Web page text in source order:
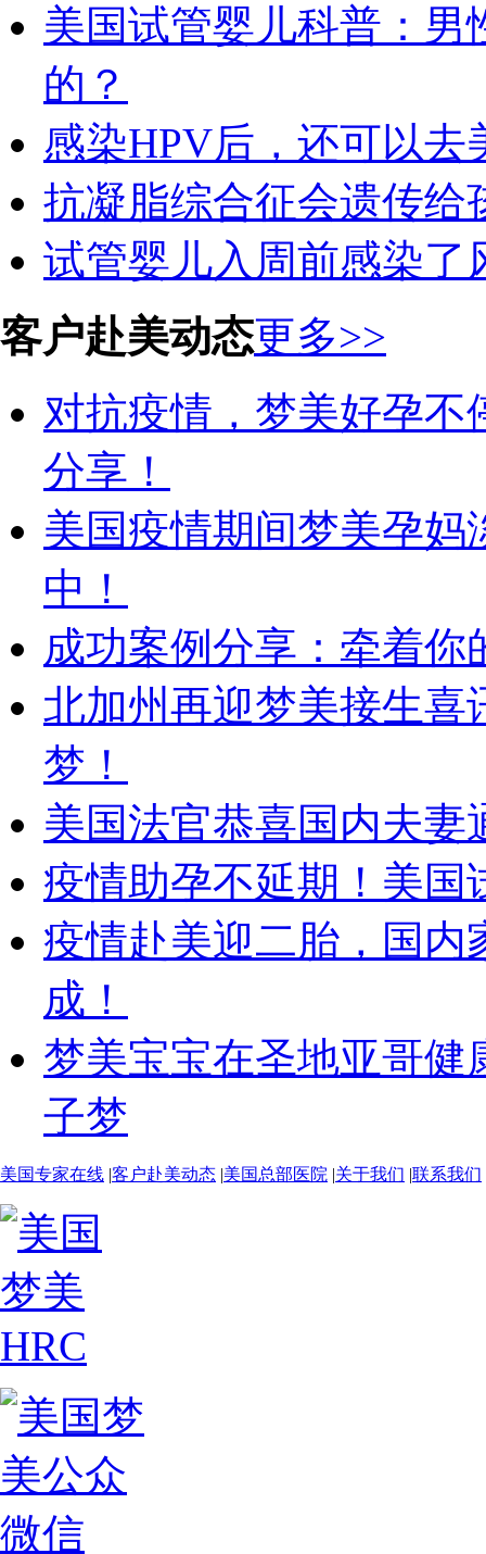
美国试管婴儿科普：
的？
感染HPV后，还可以去
抗凝脂综合征会遗传给
试管婴儿入周前感染了
客户赴美动态更多>>
对抗疫情，梦美好孕
分享！
美国疫情期间梦美孕
中！
成功案例分享：牵着你
北加州再迎梦美接生喜
梦！
美国法官恭喜国内夫
疫情助孕不延期！美国
疫情赴美迎二胎，国内
成！
梦美宝宝在圣地亚哥健
子梦
美国专家在线 |客户赴美动态 |美国总部医院 |关于我们 |联系我们